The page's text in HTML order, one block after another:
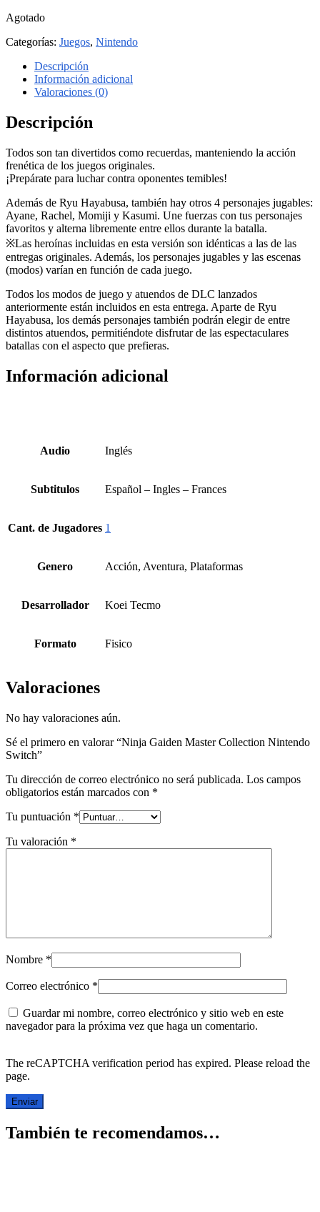
Agotado
Categorías: Juegos, Nintendo
Descripción
Información adicional
Valoraciones (0)
Descripción
Todos son tan divertidos como recuerdas, manteniendo la acción
frenética de los juegos originales.
¡Prepárate para luchar contra oponentes temibles!
Además de Ryu Hayabusa, también hay otros 4 personajes jugables:
Ayane, Rachel, Momiji y Kasumi. Une fuerzas con tus personajes
favoritos y alterna libremente entre ellos durante la batalla.
※Las heroínas incluidas en esta versión son idénticas a las de las
entregas originales. Además, los personajes jugables y las escenas
(modos) varían en función de cada juego.
Todos los modos de juego y atuendos de DLC lanzados
anteriormente están incluidos en esta entrega. Aparte de Ryu
Hayabusa, los demás personajes también podrán elegir de entre
distintos atuendos, permitiéndote disfrutar de las espectaculares
batallas con el aspecto que prefieras.
Información adicional
Audio Inglés
Subtitulos Español – Ingles – Frances
Cant. de Jugadores 1
Genero Acción, Aventura, Plataformas
Desarrollador Koei Tecmo
Formato Fisico
Valoraciones
No hay valoraciones aún.
Sé el primero en valorar “Ninja Gaiden Master Collection Nintendo
Switch”
Tu dirección de correo electrónico no será publicada. Los campos
obligatorios están marcados con *
Tu puntuación *
Tu valoración *
Nombre *
Correo electrónico *
Guardar mi nombre, correo electrónico y sitio web en este
navegador para la próxima vez que haga un comentario.
The reCAPTCHA verification period has expired. Please reload the
page.
También te recomendamos…